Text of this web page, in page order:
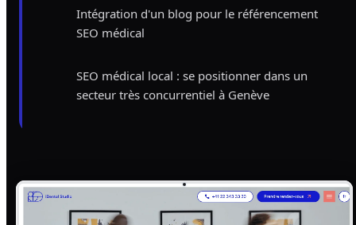
Intégration d'un blog pour le référencement
SEO médical
SEO médical local : se positionner dans un
secteur très concurrentiel à Genève